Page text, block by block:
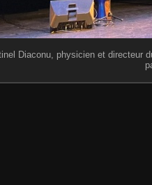
Diaconu, physicien et directeur